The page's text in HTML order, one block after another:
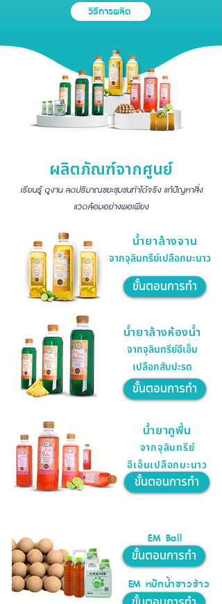
วิธีการผลิต
ผลิตภัณฑ์จากศูนย์
เรียนรู้ ดูงาน ลดปริมาณขยะชุมชนทำได้จริง แก้ปัญหาสิ่ง
แวดล้อมอย่างพอเพียง
น้ำยาล้างจาน
จากจุลินทรีย์เปลือกมะนาว
ขั้นตอนการทำ
น้ำยาล้างห้องน้ำ
จากจุลินทรีย์อีเอ็ม
เปลือกสับปะรด
ขั้นตอนการทำ
น้ำยาถูพื้น
จากจุลินทรีย์
อีเอ็มเปลือกมะนาว
ขั้นตอนการทำ
EM Ball
EM หมัักน้ำซาวข้าว
ขั้นตอนการทำ